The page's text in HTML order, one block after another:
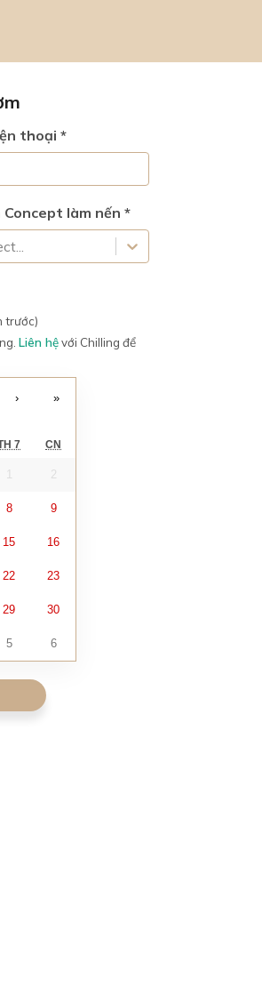
thoại *
Concept làm nến *
trước)
Liên hệvới Chilling để
› »
7 CN
1 2
8 9
15 16
22 23
29 30
5 6